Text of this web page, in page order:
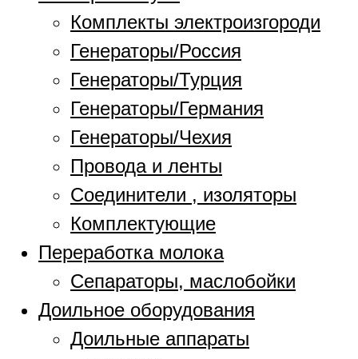
Комплекты электроизгороди
Генераторы/Россия
Генераторы/Турция
Генераторы/Германия
Генераторы/Чехия
Провода и ленты
Соединители , изоляторы
Комплектующие
Переработка молока
Сепараторы, маслобойки
Доильное оборудования
Доильные аппараты